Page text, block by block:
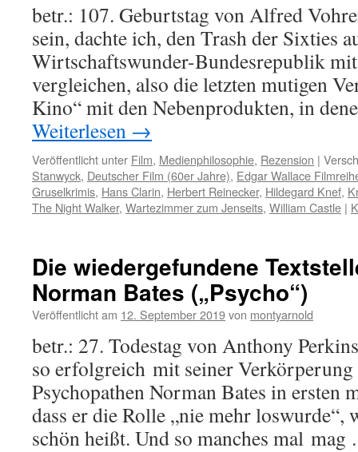
betr.: 107. Geburtstag von Alfred
sein, dachte ich, den Trash der Sixties
Wirtschaftswunder-Bundesrepublik
vergleichen, also die letzten mutigen
Kino“ mit den Nebenprodukten, in
Weiterlesen →
Veröffentlicht unter Film, Medienphilosophie, Rezension |
Stanwyck, Deutscher Film (60er Jahre), Edgar Wallace
Gruselkrimis, Hans Clarin, Herbert Reinecker, Hildegard Knef,
The Night Walker, Wartezimmer zum Jenseits, William Castle |
Die wiedergefundene
Norman Bates („Psycho“)
Veröffentlicht am 12. September 2019von montyarnold
betr.: 27. Todestag von Anthony
so erfolgreich mit seiner Verkörperung
Psychopathen Norman Bates in ersten
dass er die Rolle „nie mehr loswurde“,
schön heißt. Und so manches mal